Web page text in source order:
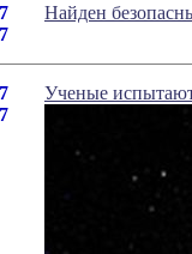
Найден
Ученые